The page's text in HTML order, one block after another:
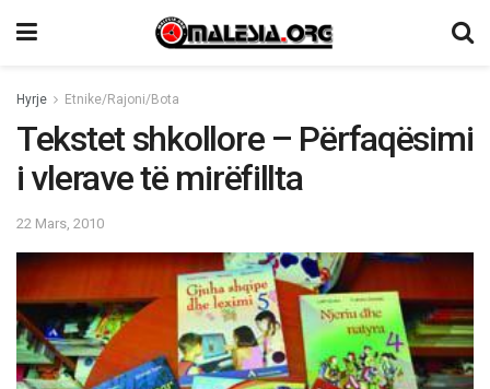
Hyrje Etnike/Rajoni/Bota
Tekstet shkollore – Përfaqësimi
i vlerave të mirëfillta
22 Mars, 2010